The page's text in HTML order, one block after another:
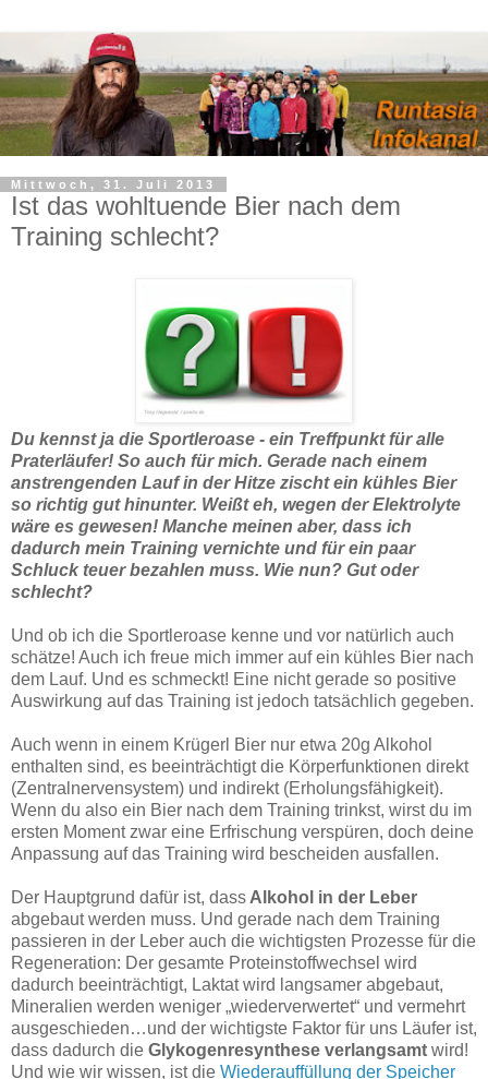
Mittwoch, 31. Juli 2013
Ist das wohltuende Bier nach dem
Training schlecht?
Du kennst ja die Sportleroase - ein Treffpunkt für alle
Praterläufer! So auch für mich. Gerade nach einem
anstrengenden Lauf in der Hitze zischt ein kühles Bier
so richtig gut hinunter. Weißt eh, wegen der Elektrolyte
wäre es gewesen! Manche meinen aber, dass ich
dadurch mein Training vernichte und für ein paar
Schluck teuer bezahlen muss. Wie nun? Gut oder
schlecht?
Und ob ich die Sportleroase kenne und vor natürlich auch
schätze! Auch ich freue mich immer auf ein kühles Bier nach
dem Lauf. Und es schmeckt! Eine nicht gerade so positive
Auswirkung auf das Training ist jedoch tatsächlich gegeben.
Auch wenn in einem Krügerl Bier nur etwa 20g Alkohol
enthalten sind, es beeinträchtigt die Körperfunktionen direkt
(Zentralnervensystem) und indirekt (Erholungsfähigkeit).
Wenn du also ein Bier nach dem Training trinkst, wirst du im
ersten Moment zwar eine Erfrischung verspüren, doch deine
Anpassung auf das Training wird bescheiden ausfallen.
Der Hauptgrund dafür ist, dass Alkohol in der Leber
abgebaut werden muss. Und gerade nach dem Training
passieren in der Leber auch die wichtigsten Prozesse für die
Regeneration: Der gesamte Proteinstoffwechsel wird
dadurch beeinträchtigt, Laktat wird langsamer abgebaut,
Mineralien werden weniger „wiederverwertet“ und vermehrt
ausgeschieden…und der wichtigste Faktor für uns Läufer ist,
dass dadurch die Glykogenresynthese verlangsamt wird!
Und wie wir wissen, ist die Wiederauffüllung der Speicher